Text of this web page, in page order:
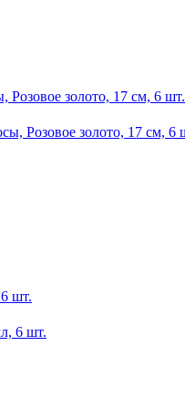
золото, 17 см, 6 шт.
шт.